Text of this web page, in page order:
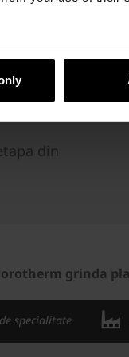
prezentare.
din
grinda
specialitate